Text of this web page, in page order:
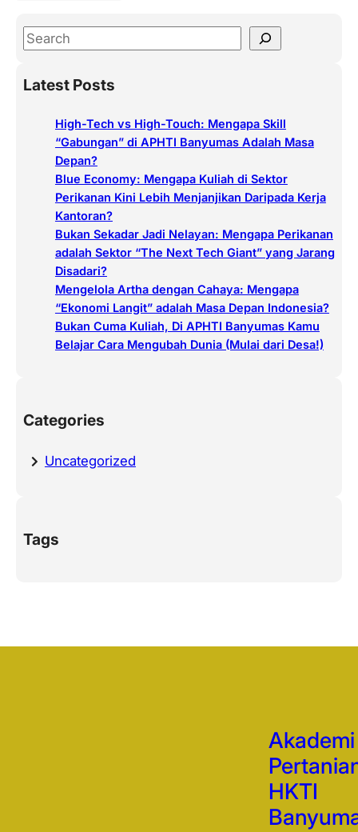
S
aLatest Posts
High-Tech vs High-Touch: Mengapa Skill
“Gabungan” di APHTI Banyumas Adalah Masa
Depan?
Blue Economy: Mengapa Kuliah di Sektor
Perikanan Kini Lebih Menjanjikan Daripada Kerja
Kantoran?
Bukan Sekadar Jadi Nelayan: Mengapa Perikanan
adalah Sektor “The Next Tech Giant” yang Jarang
Disadari?
Mengelola Artha dengan Cahaya: Mengapa
“Ekonomi Langit” adalah Masa Depan Indonesia?
Bukan Cuma Kuliah, Di APHTI Banyumas Kamu
Belajar Cara Mengubah Dunia (Mulai dari Desa!)
Categories
Uncategorized
Tags
Akademi
HKTI